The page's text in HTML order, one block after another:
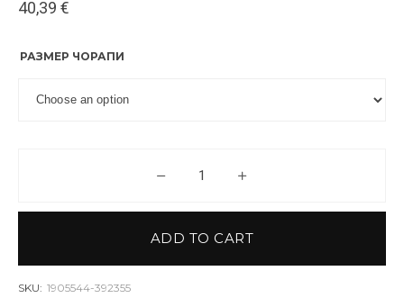
40,39 €
РАЗМЕР ЧОРАПИ
Чорапи CRAFT WARM MID 2-
ADD TO CART
SKU: 1905544-392355